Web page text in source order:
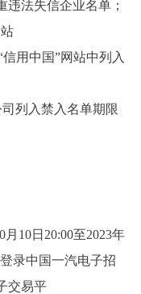
违法失信企业名单；
信用中国”网站中列入
列入禁入名单期限
月 10日 20:00至2023年
录中国一汽电子招
交易平